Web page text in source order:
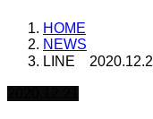
HOME
NEWS
LINE